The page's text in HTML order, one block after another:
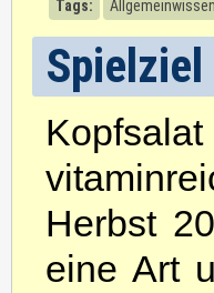
Tags: Allgemeinwissen
Spielziel
Herbst
eine Art